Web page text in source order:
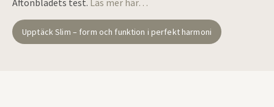
Upptäck Slim – form och funktion i perfekt harmoni